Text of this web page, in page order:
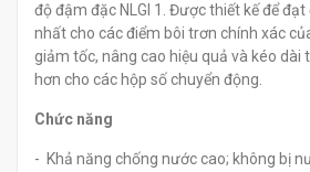
độ đậm đặc NLGI 1. Được thiết kế để
nhất cho các điểm bôi trơn chính xác
giảm tốc, nâng cao hiệu quả và kéo dài
hơn cho các hộp số chuyển động.
Chức năng
- Khả năng chống nước cao; không bị